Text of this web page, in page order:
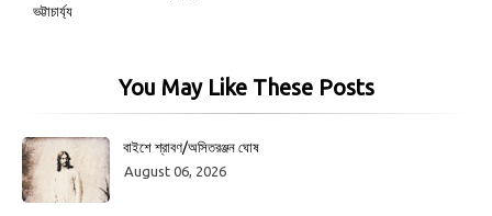
ভট্টাচার্য্য
You May Like These Posts
বাইশে শ্রাবণ/অসিতরঞ্জন ঘোষ
August 06, 2026